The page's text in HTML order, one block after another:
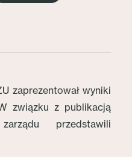
zaprezentował wyniki
związku z publikacją
przedstawili